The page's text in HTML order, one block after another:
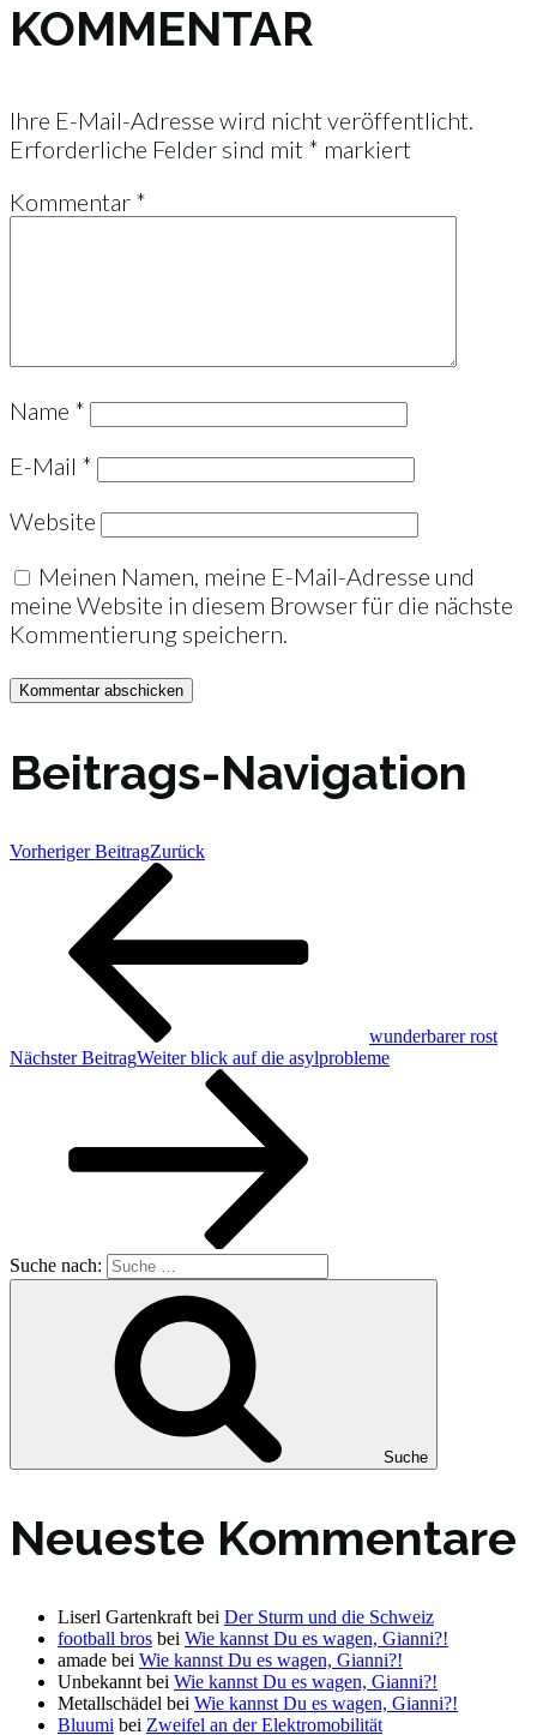
KOMMENTAR
Ihre E-Mail-Adresse wird nicht veröffentlicht.
Erforderliche Felder sind mit * markiert
Kommentar *
Name *
E-Mail *
Website
Meinen Namen, meine E-Mail-Adresse und
meine Website in diesem Browser für die nächste
Kommentierung speichern.
Beitrags-Navigation
Vorheriger BeitragZurück
wunderbarer rost
Nächster BeitragWeiter blick auf die asylprobleme
Suche nach:
Suche
Neueste Kommentare
Liserl Gartenkraft bei Der Sturm und die Schweiz
football bros bei Wie kannst Du es wagen, Gianni?!
amade bei Wie kannst Du es wagen, Gianni?!
Unbekannt bei Wie kannst Du es wagen, Gianni?!
Metallschädel bei Wie kannst Du es wagen, Gianni?!
Bluumi bei Zweifel an der Elektromobilität